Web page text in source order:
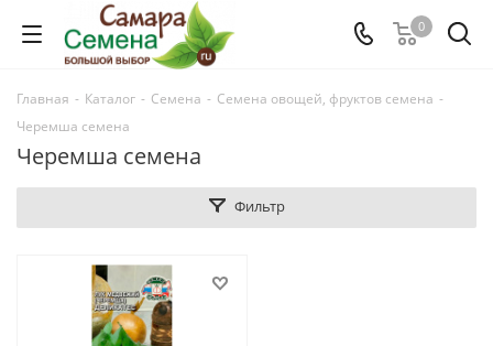
0
Главная - Каталог - Семена - Семена овощей, фруктов семена -
Черемша семена
Черемша семена
Фильтр